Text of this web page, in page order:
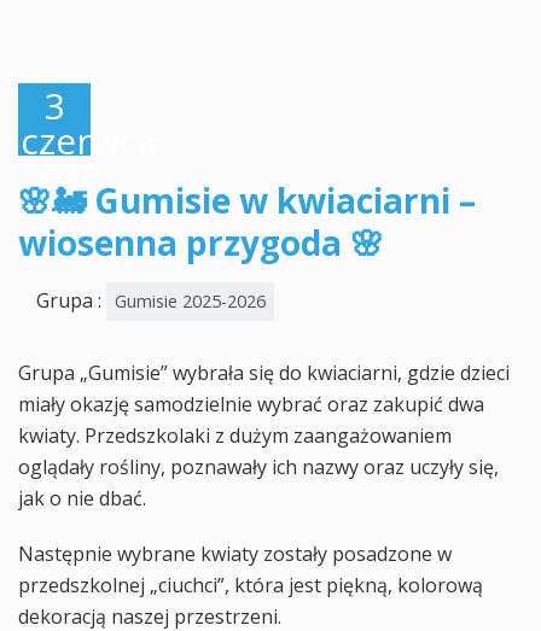
3
czerwca,
2026
🌸🚂 Gumisie w kwiaciarni –
wiosenna przygoda 🌸
Grupa : Gumisie 2025-2026
Grupa „Gumisie” wybrała się do kwiaciarni, gdzie dzieci
miały okazję samodzielnie wybrać oraz zakupić dwa
kwiaty. Przedszkolaki z dużym zaangażowaniem
oglądały rośliny, poznawały ich nazwy oraz uczyły się,
jak o nie dbać.
Następnie wybrane kwiaty zostały posadzone w
przedszkolnej „ciuchci”, która jest piękną, kolorową
dekoracją naszej przestrzeni.